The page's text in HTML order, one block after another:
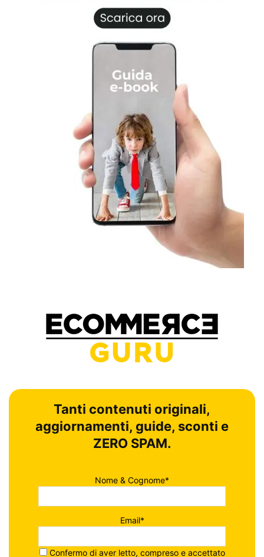
Tanti contenuti originali,
aggiornamenti, guide, sconti e
ZERO SPAM.
Nome & Cognome*
Email*
Confermo di aver letto, compreso e accettato